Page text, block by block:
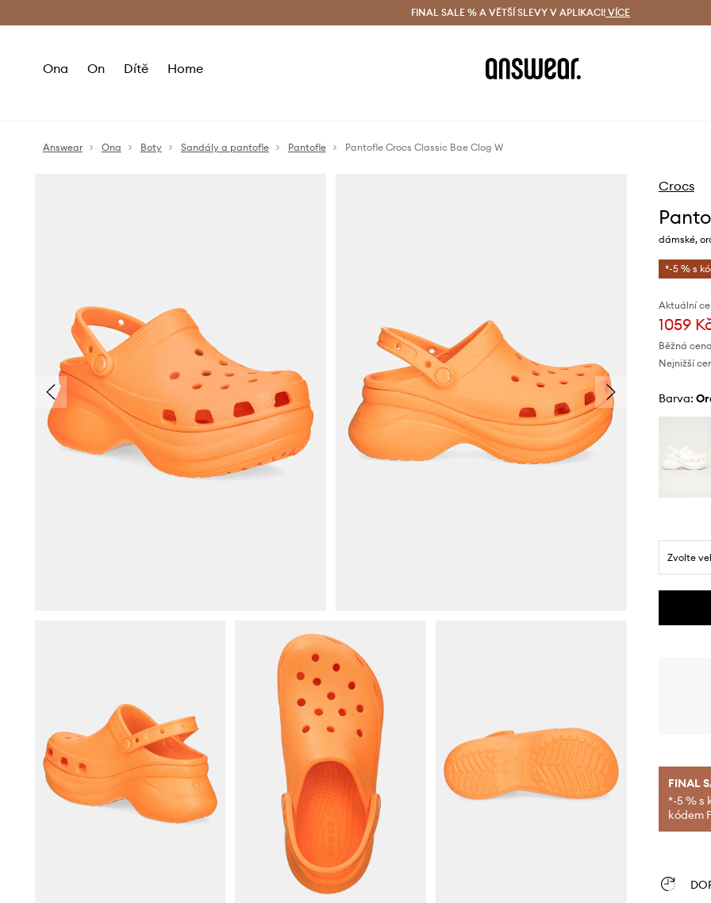
Doručení a vrácení zdarma (od 1800 Kč) Doručení i do 24 h
FINAL SALE % A VĚTŠÍ SLEVY V APLIKACI! VÍCE
Ona On Dítě Home
Answear Ona Boty Sandály a pantofle Pantofle Pantofle Crocs Classic Bae Clog W
Crocs
dámské,
*-5 % s
Aktuální
1059
Běžná
Nejnižší
Barva:
Zvolte
FINAL
*-5 % s
kódem